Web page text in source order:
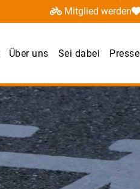
Mitglied werden
Über uns Sei dabei Presse